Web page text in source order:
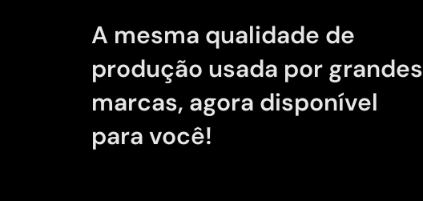
A mesma qualidade de
produção usada por grandes
marcas, agora disponível
para você!